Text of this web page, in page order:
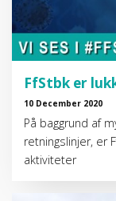
FfStbk er
10 December 2020
På baggrund af
retningslinjer, er
aktiviteter